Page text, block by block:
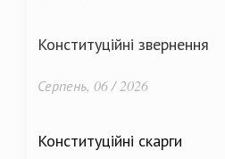
Конституційні звернення
Серпень, 06 / 2026
Конституційні скарги